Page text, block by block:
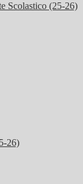
Scolastico (25-26)
26)